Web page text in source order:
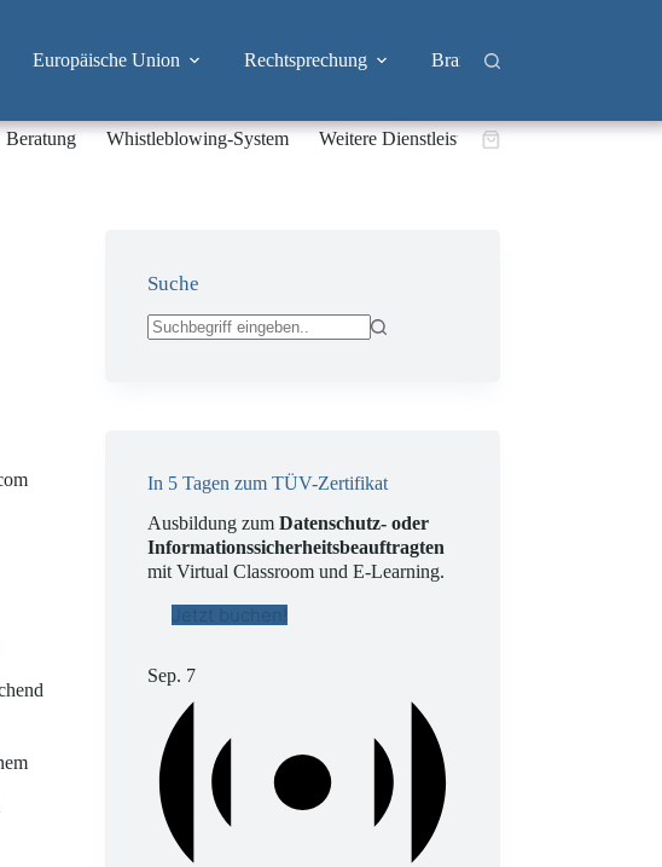
Europäische Union Rechtsprechung Branchen
Beratung Whistleblowing-System Weitere DienstleistungenWarenkorb
Suche
In 5 Tagen zum TÜV-Zertifikat
Ausbildung zumDatenschutz- oder
Informationssicherheitsbeauftragten
mit Virtual Classroom und E-Learning.
Jetzt buchen!
Sep. 7